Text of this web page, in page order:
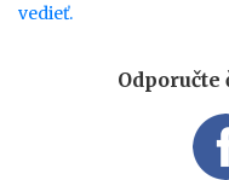
vedieť.